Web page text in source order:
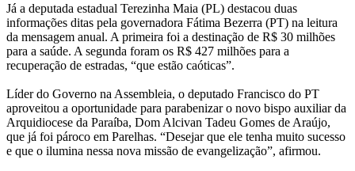
Já a deputada estadual Terezinha Maia (PL) destacou duas
informações ditas pela governadora Fátima Bezerra (PT) na leitura
da mensagem anual. A primeira foi a destinação de R$ 30 milhões
para a saúde. A segunda foram os R$ 427 milhões para a
recuperação de estradas, “que estão caóticas”.
Líder do Governo na Assembleia, o deputado Francisco do PT
aproveitou a oportunidade para parabenizar o novo bispo auxiliar da
Arquidiocese da Paraíba, Dom Alcivan Tadeu Gomes de Araújo,
que já foi pároco em Parelhas. “Desejar que ele tenha muito sucesso
e que o ilumina nessa nova missão de evangelização”, afirmou.